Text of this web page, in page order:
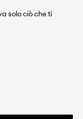
solo ciò che ti